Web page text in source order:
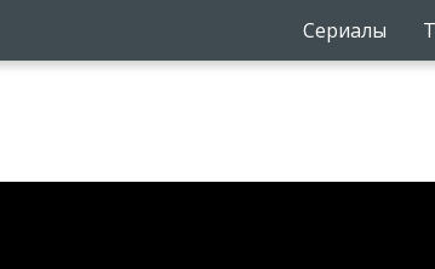
Сериалы